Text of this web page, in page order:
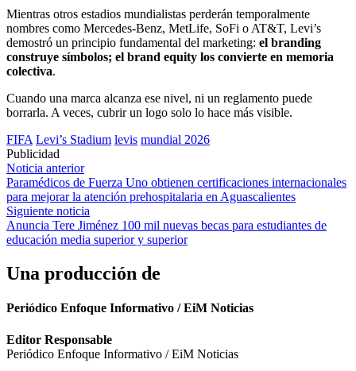
Mientras otros estadios mundialistas perderán temporalmente
nombres como Mercedes-Benz, MetLife, SoFi o AT&T, Levi’s
demostró un principio fundamental del marketing: el branding
construye símbolos; el brand equity los convierte en memoria
colectiva.
Cuando una marca alcanza ese nivel, ni un reglamento puede
borrarla. A veces, cubrir un logo solo lo hace más visible.
FIFA Levi’s Stadium levis mundial 2026
Publicidad
Navegación
de
entradas
Noticia anterior
Paramédicos de Fuerza Uno obtienen certificaciones internacionales
para mejorar la atención prehospitalaria en Aguascalientes
Siguiente noticia
Anuncia Tere Jiménez 100 mil nuevas becas para estudiantes de
educación media superior y superior
Una producción de
Periódico Enfoque Informativo / EiM Noticias
Editor Responsable
Periódico Enfoque Informativo / EiM Noticias